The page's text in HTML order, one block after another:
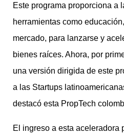
Este programa proporciona a
herramientas como
mercado, para lanzarse y
bienes raíces. Ahora, por
una versión dirigida de este
a las Startups
destacó esta PropTech
El ingreso a esta aceleradora